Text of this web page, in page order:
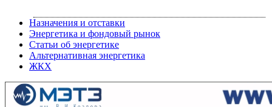
Назначения и отставки
Энергетика и фондовый рынок
Статьи об энергетике
Альтернативная энергетика
ЖКХ